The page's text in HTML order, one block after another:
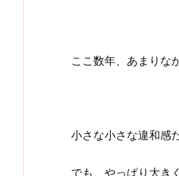
ここ数年、あまりな
小さな小さな違和感
でも、やっぱり大き